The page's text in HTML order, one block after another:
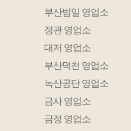
부산범일 영업소
정관 영업소
대저 영업소
부산덕천 영업소
녹산공단 영업소
금사 영업소
금정 영업소